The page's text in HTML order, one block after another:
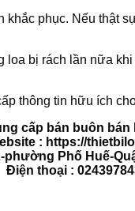
phục. Nếu thật
bị rách lần nữa
thông tin hữu ích
cấp bán buôn
: https://
phường Phố Huế-
Điện thoại :